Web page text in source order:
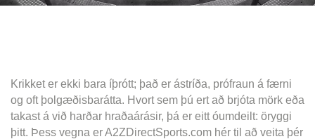
Krikket er ekki bara íþrótt; það er ástríða, prófraun á færni
og oft þolgæðisbarátta. Hvort sem þú ert að brjóta mörk eða
takast á við harðar hraðaárásir, þá er eitt óumdeilt: öryggi
þitt. Þess vegna er A2ZDirectSports.com hér til að veita þér